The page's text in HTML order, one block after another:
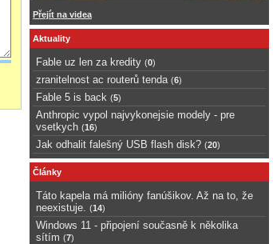
Přejít na videa
Aktuality
Fable uz len za kredity (0)
zranitelnost ac routerů tenda (6)
Fable 5 is back (5)
Anthropic vypol najvykonejsie modely - pre
vsetkych (16)
Jak odhalit falešný USB flash disk? (20)
Články
Táto kapela má milióny fanúšikov. Až na to, že
neexistuje.
(14)
Windows 11 - připojení současně k několika
sítím (7)